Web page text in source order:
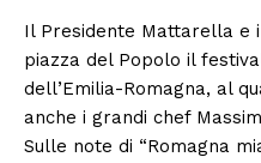
Il Presidente Mattarella e
piazza del Popolo il
dell’Emilia-Romagna, al
anche i grandi chef
Sulle note di “Romagna